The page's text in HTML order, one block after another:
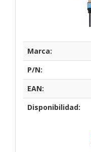
Marca:
P/N:
EAN:
Disponibilidad: